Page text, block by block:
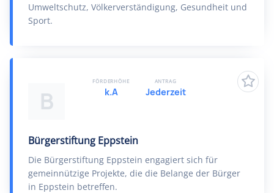
Umweltschutz, Völkerverständigung, Gesundheit und
Sport.
B
Bürgerstiftung Eppstein
Die Bürgerstiftung Eppstein engagiert sich für
gemeinnützige Projekte, die die Belange der Bürger
in Eppstein betreffen.
FÖRDERHÖHE
k.A
ANTRAG
Jederzeit